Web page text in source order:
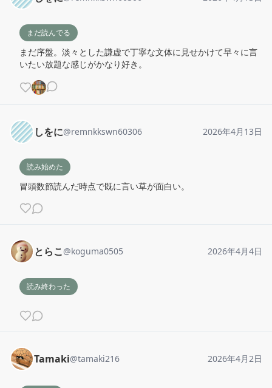
まだ読んでる
まだ序盤。淡々とした謙虚で丁寧な文体に見せかけて早々に言
いたい放題な感じがかなり好き。
しをに@remnkkswn60306 2026年4月13日
読み始めた
冒頭数節読んだ時点で既に言い草が面白い。
とらこ@koguma0505 2026年4月4日
読み終わった
Tamaki@tamaki216 2026年4月2日